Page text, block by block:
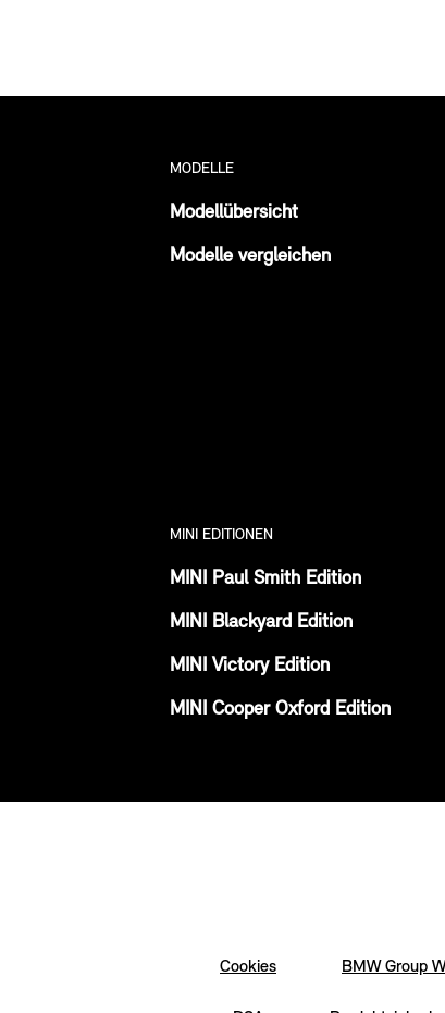
MODELLE
Modellübersicht
Modelle vergleichen
MINI EDITIONEN
MINI Paul Smith Edition
MINI Blackyard Edition
MINI Victory Edition
MINI Cooper Oxford Edition
Cookies BMW Group